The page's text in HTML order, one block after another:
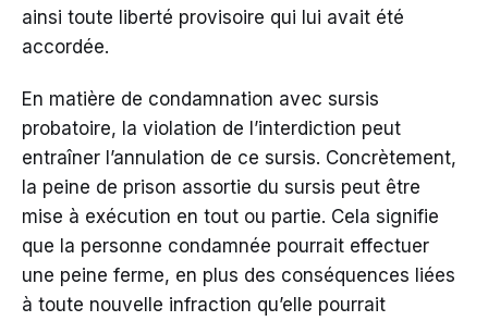
ainsi toute liberté provisoire qui lui avait été
accordée.
En matière de condamnation avec sursis
probatoire, la violation de l’interdiction peut
entraîner l’annulation de ce sursis. Concrètement,
la peine de prison assortie du sursis peut être
mise à exécution en tout ou partie. Cela signifie
que la personne condamnée pourrait effectuer
une peine ferme, en plus des conséquences liées
à toute nouvelle infraction qu’elle pourrait